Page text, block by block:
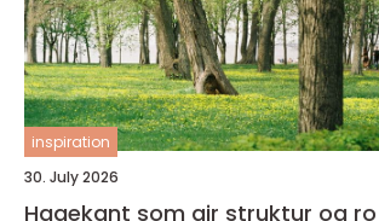
inspiration
30. July 2026
Hagekant som gir struktur og